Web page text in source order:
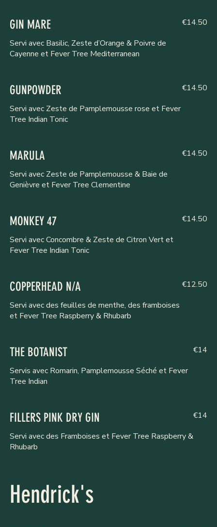
GIN MARE
Servi avec Basilic, Zeste d’Orange & Poivre de
Cayenne et Fever Tree Mediterranean
€14.50
GUNPOWDER
Servi avec Zeste de Pamplemousse rose et Fever
Tree Indian Tonic
€14.50
MARULA
Servi avec Zeste de Pamplemousse & Baie de
Genièvre et Fever Tree Clementine
€14.50
MONKEY 47
Servi avec Concombre & Zeste de Citron Vert et
Fever Tree Indian Tonic
€14.50
COPPERHEAD N/A
Servi avec des feuilles de menthe, des framboises
et Fever Tree Raspberry & Rhubarb
€12.50
THE BOTANIST
Servis avec Romarin, Pamplemousse Séché et Fever
Tree Indian
€14
FILLERS PINK DRY GIN
Servi avec des Framboises et Fever Tree Raspberry &
Rhubarb
€14
Hendrick's